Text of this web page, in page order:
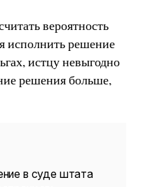
вероятность
исполнить решение
истцу невыгодно
решения больше,
в суде штата